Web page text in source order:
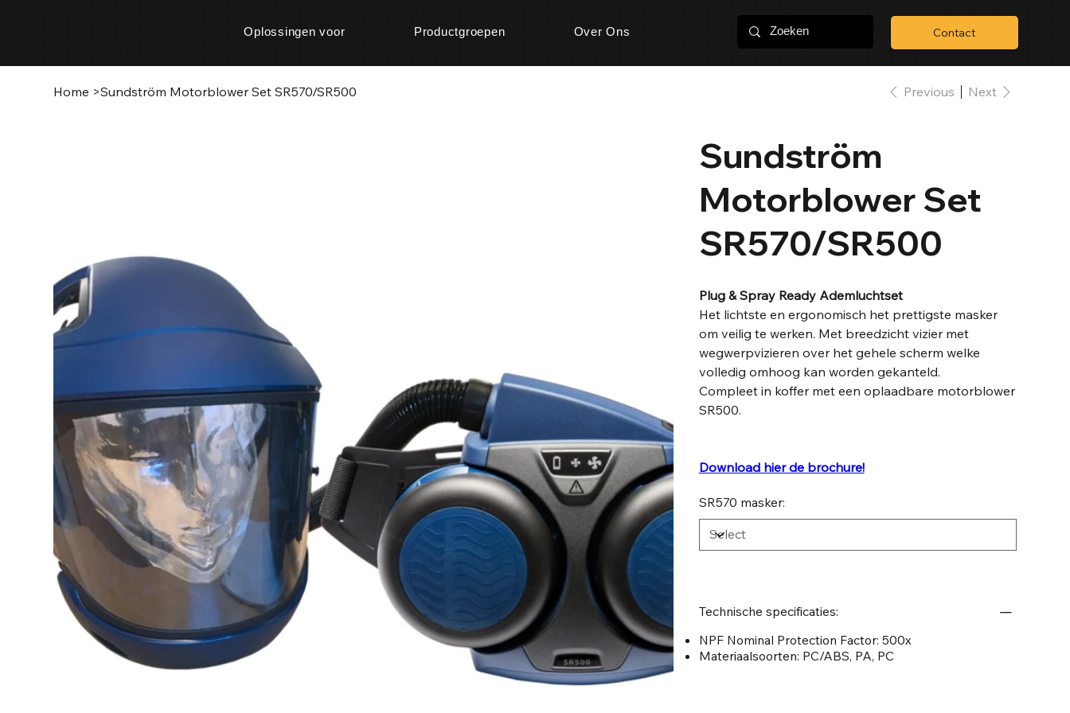
Oplossingen voor Productgroepen Over Ons Contact
Home >Sundström Motorblower Set SR570/SR500 Previous Next
Sundström
Motorblower Set
SR570/SR500
Plug & Spray Ready Ademluchtset
Het lichtste en ergonomisch het prettigste masker
om veilig te werken. Met breedzicht vizier met
wegwerpvizieren over het gehele scherm welke
volledig omhoog kan worden gekanteld.
Compleet in koffer met een oplaadbare motorblower
SR500.
Download hier de brochure!
SR570 masker:
Technische specificaties:
NPF Nominal Protection Factor: 500x
Materiaalsoorten: PC/ABS, PA, PC